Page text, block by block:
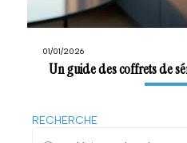
01/01/2026
Un guide des coffrets de
RECHERCHE